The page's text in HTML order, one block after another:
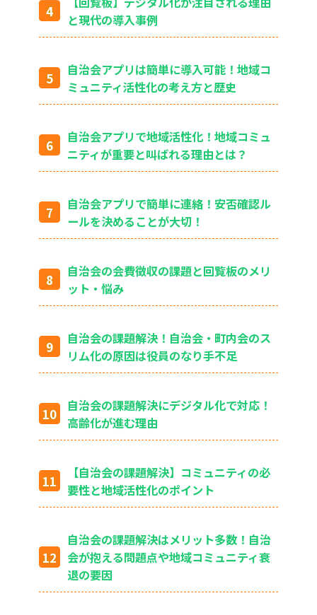
と現代の導入事例
自治会アプリは簡単に導入可能！地域コ
ミュニティ活性化の考え方と歴史
自治会アプリで地域活性化！地域コミュ
ニティが重要と叫ばれる理由とは？
自治会アプリで簡単に連絡！安否確認ル
ールを決めることが大切！
自治会の会費徴収の課題と回覧板のメリ
ット・悩み
自治会の課題解決！自治会・町内会のス
リム化の原因は役員のなり手不足
自治会の課題解決にデジタル化で対応！
高齢化が進む理由
【自治会の課題解決】コミュニティの必
要性と地域活性化のポイント
自治会の課題解決はメリット多数！自治
会が抱える問題点や地域コミュニティ衰
退の要因